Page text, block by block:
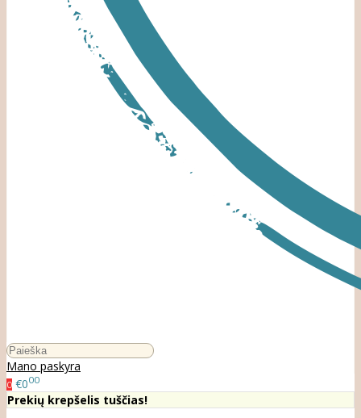
Mano paskyra
0 €000
Prekių krepšelis tuščias!